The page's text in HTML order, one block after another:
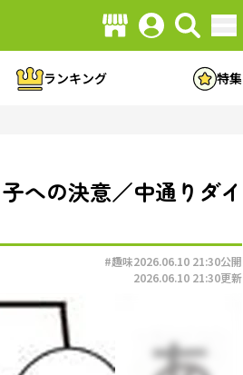
ランキング 特集
への決意／中通りダイ
#趣味2026.06.10 21:30公開
2026.06.10 21:30更新